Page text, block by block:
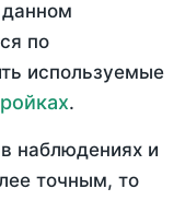
по
используемые
.
наблюдениях и
точным, то